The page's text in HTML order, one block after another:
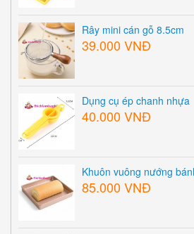
Rây mini cán gỗ 8.5cm
39.000 VNĐ
Dụng cụ ép chanh nhựa
40.000 VNĐ
Khuôn vuông nướng
85.000 VNĐ